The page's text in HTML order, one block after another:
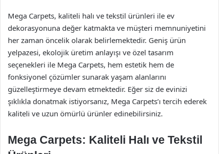
Mega Carpets, kaliteli halı ve tekstil ürünleri ile ev
dekorasyonuna değer katmakta ve müşteri memnuniyetini
her zaman öncelik olarak belirlemektedir. Geniş ürün
yelpazesi, ekolojik üretim anlayışı ve özel tasarım
seçenekleri ile Mega Carpets, hem estetik hem de
fonksiyonel çözümler sunarak yaşam alanlarını
güzelleştirmeye devam etmektedir. Eğer siz de evinizi
şıklıkla donatmak istiyorsanız, Mega Carpets’ı tercih ederek
kaliteli ve uzun ömürlü ürünler edinebilirsiniz.
Mega Carpets: Kaliteli Halı ve Tekstil